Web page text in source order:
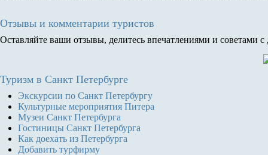
Отзывы и комментарии туристов
Оставляйте ваши отзывы, делитесь впечатлениями и советами
Туризм в Санкт Петербурге
Экскурсии по Санкт Петербургу
Культурные мероприятия Питера
Музеи Санкт Петербурга
Гостиницы Санкт Петербурга
Как доехать из Петербурга
Добавить турфирму